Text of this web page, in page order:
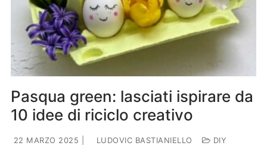
Pasqua green: lasciati ispirare da
10 idee di riciclo creativo
22 MARZO 2025 LUDOVIC BASTIANIELLO DIY